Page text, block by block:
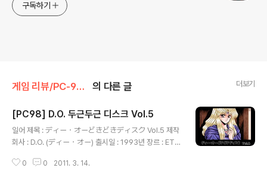
구독하기
게임 리뷰/PC-98x1 의 다른 글 더보기
[PC98] D.O. 두근두근 디스크 Vol.5
일어 제목 : ディー・オーどきどきディスク Vol.5 제작
회사 : D.O. (ディー・オー) 출시일 : 1993년 장르 : ETC
하는 회보 성격의 작품으로 문라이트짱 린샹의 음악을 감
0 0 2011. 3. 14.